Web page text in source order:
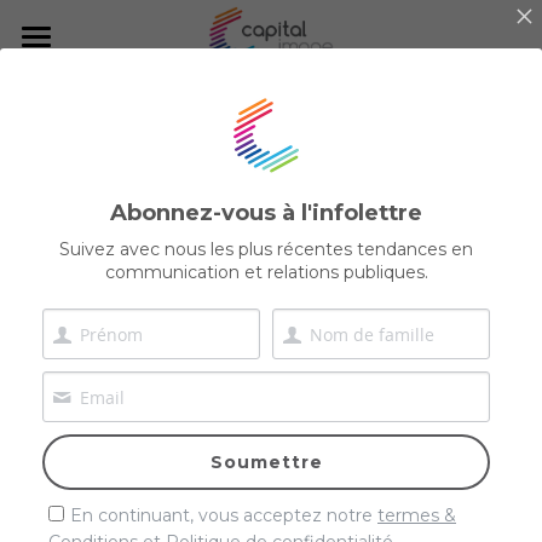
Communication corporative
Communication et marketing
Relations gouvernementales
Équipe
Blogue
Balado
Rechercher
Français
×
CATÉGORIES DE BLOG
Nouvelles
Balado
Blogue
Carrières
Abonnez-vous à l'infolettre
Suivez avec nous les plus récentes tendances en
communication et relations publiques.
Soumettre
En continuant, vous acceptez notre termes &